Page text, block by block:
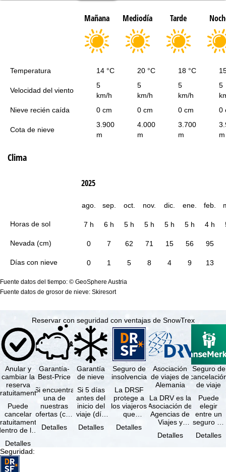
Mañana Mediodía Tarde
Temperatura 14 °C 20 °C 18 °C
Velocidad del viento
5
km/h
5
km/h
5
km/h
5
Nieve recién caída
0 cm 0 cm 0 cm 0
Cota de nieve
3.900
m
4.000
m
3.700
m
m
Clima
Horas de sol
Nevada (cm)
Días con nieve
2025
ago. sep. oct. nov. dic. ene. feb.
7 h 6 h 5 h 5 h 5 h 5 h 4 h
0 7 62 71 15 56 95
0 1 5 8 4 9 13
Fuente datos del tiempo: © GeoSphere Austria
Fuente datos de grosor de nieve: Skiresort
Reservar con seguridad con ventajas de SnowTrex
Anular y
cambiar la
reserva
Puede
cancelar
de los
a
reserva, …
Detalles
Garantía-
Best-Price
Si encuentra
una de
nuestras
ofertas (con
prestaciones
Detalles
Garantía
de nieve
Si 5 días
antes del
inicio del
viaje (día
ninguna de
Detalles
Seguro de
insolvencia
La DRSF
protege a
los viajeros
que
viaje
Detalles
Asociación
de viajes de
Alemania
La DRV es la
Asociación de
Agencias de
Viajes y
más grande
Detalles
Seguro de
de viaje
Puede
elegir
entre un
seguro de
de viaje
Detalles
Seguridad: